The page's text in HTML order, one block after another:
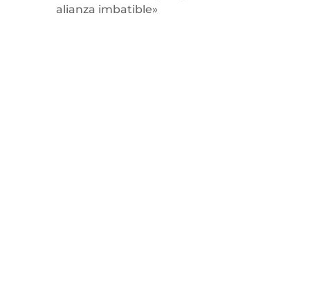
alianza imbatible»